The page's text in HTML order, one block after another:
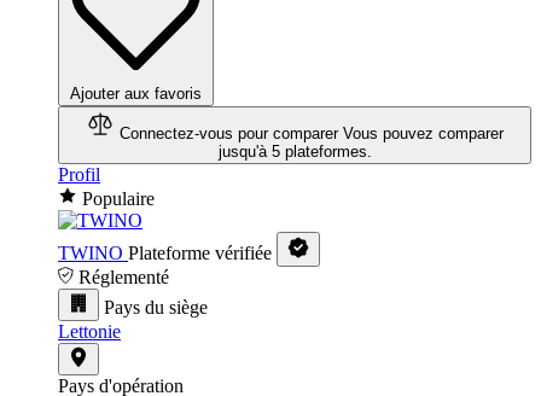
Ajouter aux favoris
Connectez-vous pour comparer Vous pouvez comparer
jusqu'à 5 plateformes.
Profil
Populaire
TWINO Plateforme vérifiée
Réglementé
Pays du siège
Lettonie
Pays d'opération